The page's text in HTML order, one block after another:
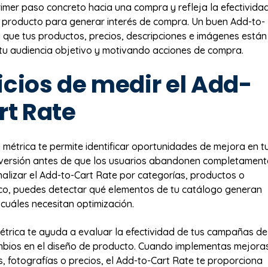
paso concreto hacia una compra y refleja la
para generar interés de compra. Un buen Add-to-
tus productos, precios, descripciones e imágenes están
audiencia objetivo y motivando acciones de compra.
de medir el Add-
Rate
te permite identificar oportunidades de mejora en
antes de que los usuarios abandonen
el Add-to-Cart Rate por categorías, productos o
puedes detectar qué elementos de tu catálogo generan
necesitan optimización.
te ayuda a evaluar la efectividad de tus campañas de
en el diseño de producto. Cuando implementas
fotografías o precios, el Add-to-Cart Rate te proporciona